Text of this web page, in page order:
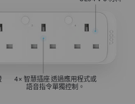
4× 智慧插座 透過應用程式或
語音指令單獨控制。